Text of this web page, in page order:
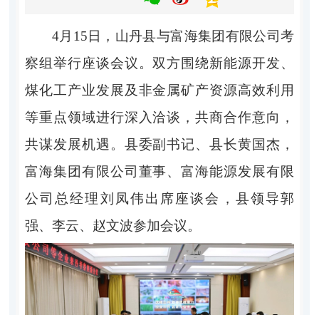
4月15日，山丹县与富海集团有限公司考
察组举行座谈会议。双方围绕新能源开发、
煤化工产业发展及非金属矿产资源高效利用
等重点领域进行深入洽谈，共商合作意向，
共谋发展机遇。县委副书记、县长黄国杰，
富海集团有限公司董事、富海能源发展有限
公司总经理刘凤伟出席座谈会，县领导郭
强、李云、赵文波参加会议。